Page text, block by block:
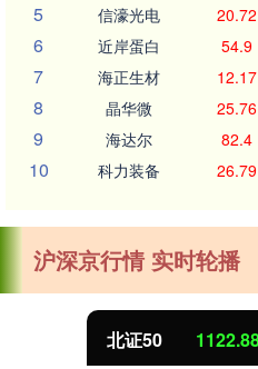
5 信濠光电 20.72
6 近岸蛋白 54.9
7 海正生材 12.17
8 晶华微 25.76
9 海达尔 82.4
10 科力装备 26.79
沪深京行情 实时轮播
北证50 1122.88